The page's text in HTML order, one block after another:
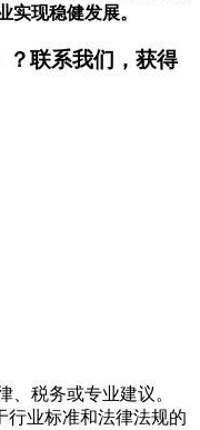
实现稳健发展。
？联系我们，获得
、税务或专业建议。
行业标准和法律法规的